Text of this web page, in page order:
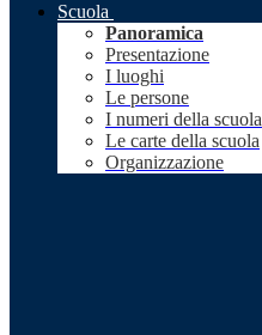
Scuola
Panoramica
Presentazione
I luoghi
Le persone
I numeri della scuola
Le carte della scuola
Organizzazione